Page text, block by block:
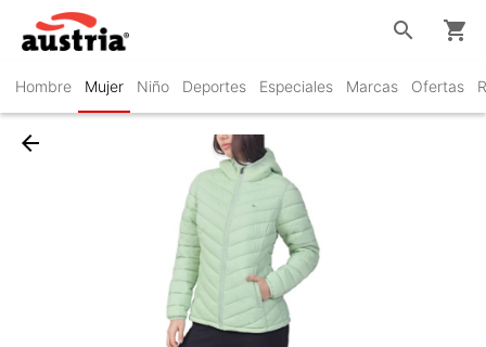
Hombre Mujer Niño Deportes Especiales Marcas Ofertas
search shopping_cart
arrow_back